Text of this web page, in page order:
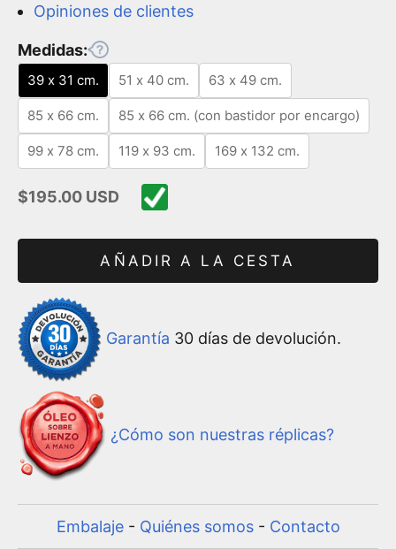
Opiniones de clientes
Medidas:
39 x 31 cm. 51 x 40 cm. 63 x 49 cm.
85 x 66 cm. 85 x 66 cm. (con bastidor por encargo)
99 x 78 cm. 119 x 93 cm. 169 x 132 cm.
Precio de oferta
$195.00 USD
AÑADIR A LA CESTA
Garantía 30 días de devolución.
¿Cómo son nuestras réplicas?
Embalaje- Quiénes somos- Contacto